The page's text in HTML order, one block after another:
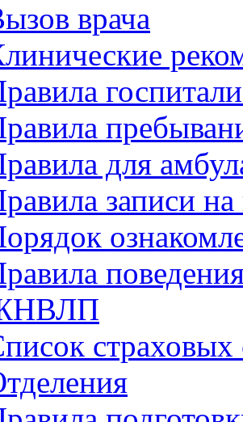
врача
для
записи
страховых